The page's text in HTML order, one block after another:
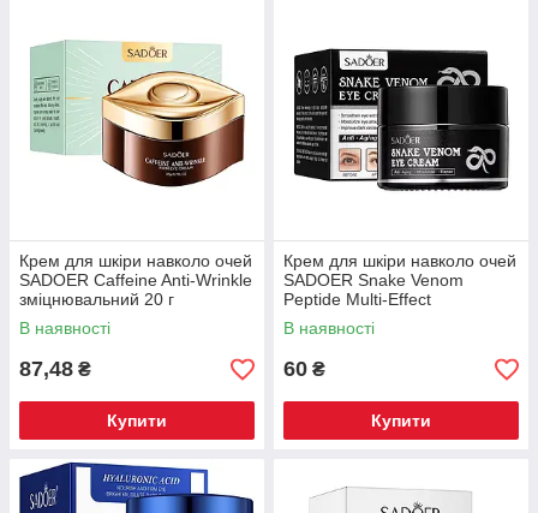
Крем для шкіри навколо очей
SADOER Caffeine Anti-Wrinkle
зміцнювальний 20 г
В наявності
87,48 ₴
Купити
Крем для шкіри навколо очей
SADOER Snake Venom
Peptide Multi-Effect
антивіковий із пептидом змії
30 г
В наявності
60 ₴
Купити